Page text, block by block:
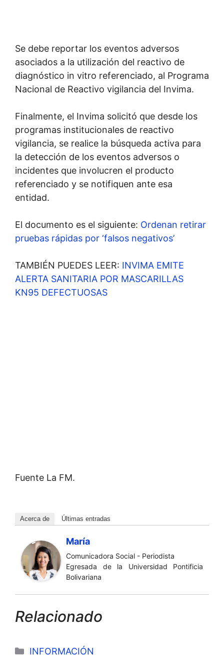
Se debe reportar los eventos adversos
asociados a la utilización del reactivo de
diagnóstico in vitro referenciado, al Programa
Nacional de Reactivo vigilancia del Invima.
Finalmente, el Invima solicitó que desde los
programas institucionales de reactivo
vigilancia, se realice la búsqueda activa para
la detección de los eventos adversos o
incidentes que involucren el producto
referenciado y se notifiquen ante esa
entidad.
El documento es el siguiente: Ordenan retirar
pruebas rápidas por ‘falsos negativos’
TAMBIÉN PUEDES LEER: INVIMA EMITE
ALERTA SANITARIA POR MASCARILLAS
KN95 DEFECTUOSAS
Fuente La FM.
Acerca de Últimas entradas
María
Comunicadora Social - Periodista
Egresada de la Universidad Pontificia
Bolivariana
Relacionado
Categorías
INFORMACIÓN